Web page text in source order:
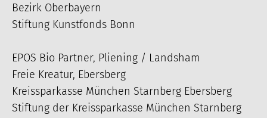
Bezirk Oberbayern
Stiftung Kunstfonds Bonn
EPOS Bio Partner, Pliening / Landsham
Freie Kreatur, Ebersberg
Kreissparkasse München Starnberg Ebersberg
Stiftung der Kreissparkasse München Starnberg